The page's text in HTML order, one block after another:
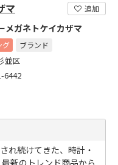
マ 追加
メガネトケイカザマ
グ ブランド
並区
6442
れ続けてきた、時計・
新のトレンド商品から